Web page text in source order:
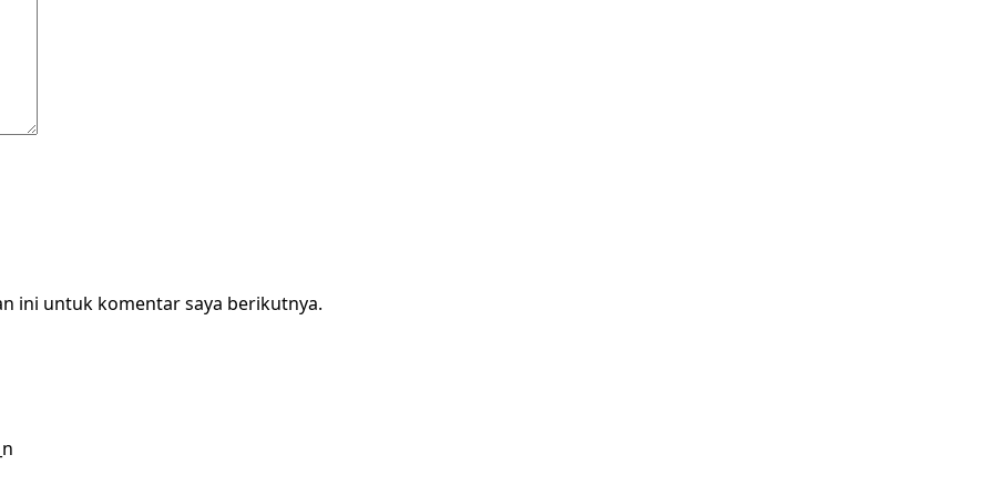
ini untuk komentar saya berikutnya.